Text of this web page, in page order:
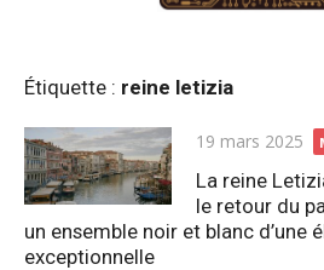
Étiquette : reine letizia
Publié
le
19 mars 2025
La reine
le retour du
un ensemble noir et blanc d’une
exceptionnelle